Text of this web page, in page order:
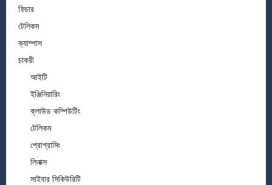
ফিচার
টেলিকম
ক্যাম্পাস
চাকরী
আইটি
ইঞ্জিনিয়ারিং
ক্লাউড কম্পিউটিং
টেলিকম
প্রোগ্রামিং
লিনাক্স
সাইবার সিকিউরিটি